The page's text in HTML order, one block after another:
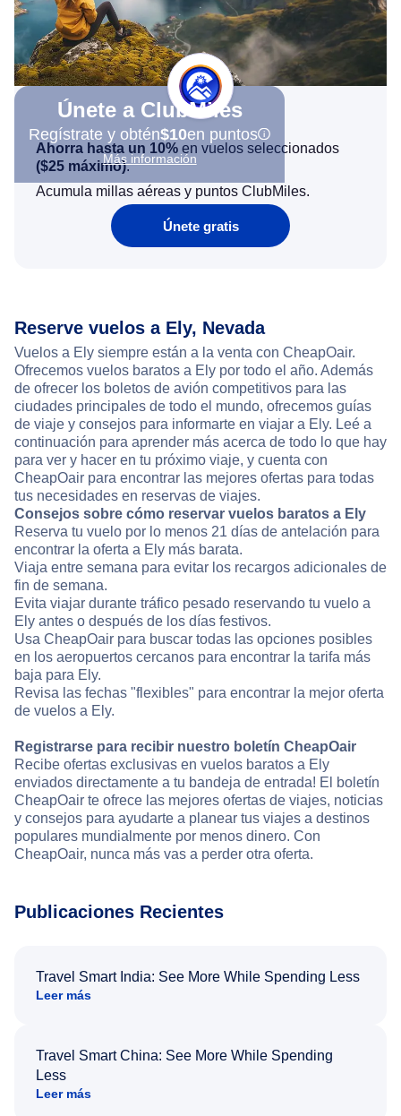
Únete a ClubMiles
Regístrate y obtén$10en puntos
Más información
Ahorra hasta un 10% en vuelos seleccionados
($25 máximo).
Acumula millas aéreas y puntos ClubMiles.
Únete gratis
Reserve vuelos a Ely, Nevada
Vuelos a Ely siempre están a la venta con CheapOair.
Ofrecemos vuelos baratos a Ely por todo el año. Además
de ofrecer los boletos de avión competitivos para las
ciudades principales de todo el mundo, ofrecemos guías
de viaje y consejos para informarte en viajar a Ely. Leé a
continuación para aprender más acerca de todo lo que hay
para ver y hacer en tu próximo viaje, y cuenta con
CheapOair para encontrar las mejores ofertas para todas
tus necesidades en reservas de viajes.
Consejos sobre cómo reservar vuelos baratos a Ely
Reserva tu vuelo por lo menos 21 días de antelación para
encontrar la oferta a Ely más barata.
Viaja entre semana para evitar los recargos adicionales de
fin de semana.
Evita viajar durante tráfico pesado reservando tu vuelo a
Ely antes o después de los días festivos.
Usa CheapOair para buscar todas las opciones posibles
en los aeropuertos cercanos para encontrar la tarifa más
baja para Ely.
Revisa las fechas "flexibles" para encontrar la mejor oferta
de vuelos a Ely.
Registrarse para recibir nuestro boletín CheapOair
Recibe ofertas exclusivas en vuelos baratos a Ely
enviados directamente a tu bandeja de entrada! El boletín
CheapOair te ofrece las mejores ofertas de viajes, noticias
y consejos para ayudarte a planear tus viajes a destinos
populares mundialmente por menos dinero. Con
CheapOair, nunca más vas a perder otra oferta.
Publicaciones Recientes
Travel Smart India: See More While Spending Less
Leer más
Travel Smart China: See More While Spending
Less
Leer más